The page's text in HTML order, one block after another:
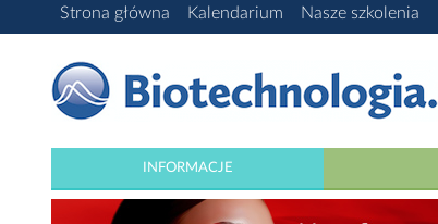
Strona główna Kalendarium Nasze szkolenia
INFORMACJE